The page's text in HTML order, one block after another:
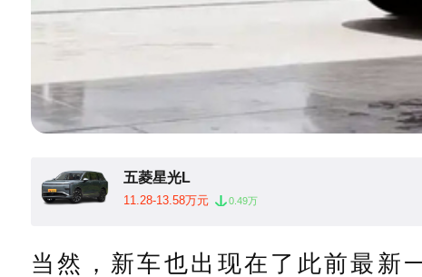
五菱星光L
11.28-13.58万元 0.49万
当然，新车也出现在了此前最新